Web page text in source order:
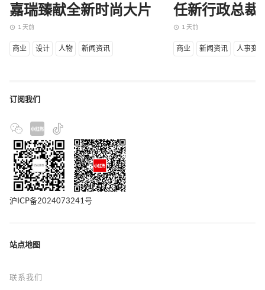
嘉瑞臻献全新时尚大片
access_time 1 天前
商业 设计 人物 新闻资讯
任新行政总裁
access_time 1 天前
商业 新闻资讯 人事变动
订阅我们
沪ICP备2024073241号
站点地图
联系我们